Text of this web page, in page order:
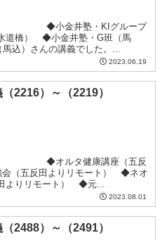
塾・KIグループ
道橋） ◆小金井塾・G班（馬
込）さんの講義でした。...
2023.06.19
2216）～（2219）
健康講座（五反
（五反田よりリモート） ◆ネオ
よりリモート） ◆元...
2023.08.01
2488）～（2491）